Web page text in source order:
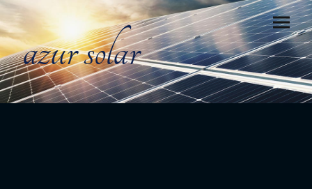
azur solar